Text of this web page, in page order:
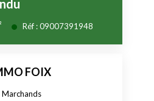
Réf :09007391948
FOIX
Marchands